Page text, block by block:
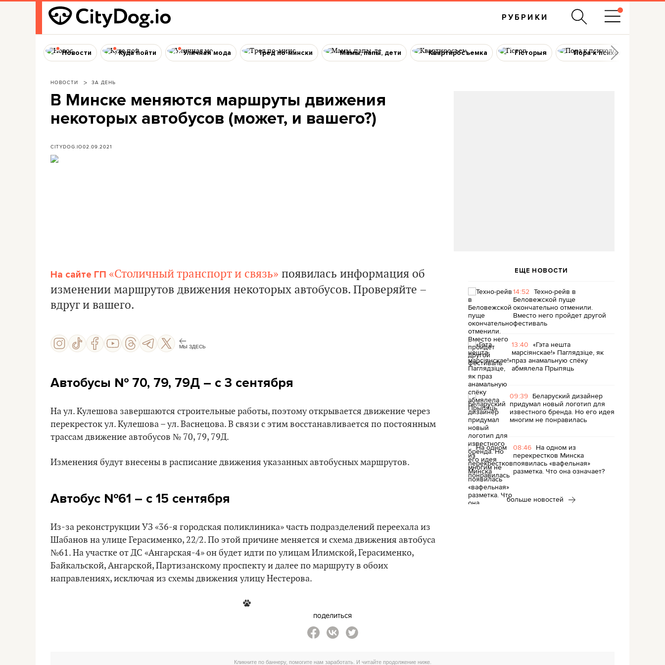
РУБРИКИ
Новости Куда пойти Уличная мода Тред по-мински Мамы, папы, дети Квартиросъемка Гісторыя Пора к психологу
НОВОСТИ ЗА ДЕНЬ
В Минске меняются маршруты движения
некоторых автобусов (может, и вашего?)
CITYDOG.IO02.09.2021
На сайте ГП «Столичный транспорт и связь» появилась информация об
изменении маршрутов движения некоторых автобусов. Проверяйте –
вдруг и вашего.
МЫ ЗДЕСЬ
Автобусы № 70, 79, 79Д – с 3 сентября
На ул. Кулешова завершаются строительные работы, поэтому открывается движение через
перекресток ул. Кулешова – ул. Васнецова. В связи с этим восстанавливается по постоянным
трассам движение автобусов № 70, 79, 79Д.
Изменения будут внесены в расписание движения указанных автобусных маршрутов.
Автобус №61 – с 15 сентября
Из-за реконструкции УЗ «36-я городская поликлиника» часть подразделений переехала из
Шабанов на улице Герасименко, 22/2. По этой причине меняется и схема движения автобуса
№61. На участке от ДС «Ангарская-4» он будет идти по улицам Илимской, Герасименко,
Байкальской, Ангарской, Партизанскому проспекту и далее по маршруту в обоих
направлениях, исключая из схемы движения улицу Нестерова.
ЕЩЕ НОВОСТИ
14:52 Техно-рейв в
Беловежской пуще
окончательно отменили.
Вместо него пройдет другой
фестиваль
13:40 «Гэта нешта
марсіянскае!» Паглядзіце, як
праз анамальную спёку
абмялела Прыпяць
09:39 Беларуский дизайнер
придумал новый логотип для
известного бренда. Но его идея
многим не понравилась
08:46 На одном из
перекрестков Минска
появилась «вафельная»
разметка. Что она означает?
больше новостей
поделиться